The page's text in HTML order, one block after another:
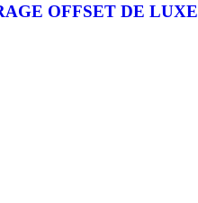
OFFSET DE LUXE